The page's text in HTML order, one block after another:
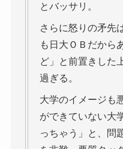
とバッサリ。
さらに怒りの矛先
も日大ＯＢだから
ど」と前置きした
過ぎる。
大学のイメージも
ができていない大
っちゃう」と、問